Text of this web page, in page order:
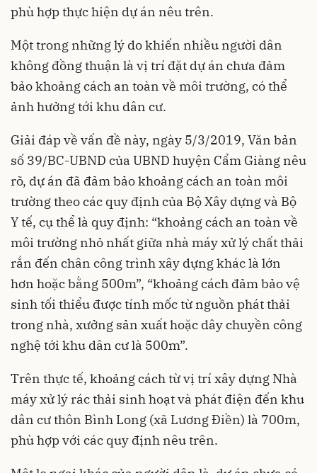
phù hợp thực hiện dự án nêu trên.
Một trong những lý do khiến nhiều người dân
không đồng thuận là vị trí đặt dự án chưa đảm
bảo khoảng cách an toàn về môi trường, có thể
ảnh hưởng tới khu dân cư.
Giải đáp về vấn đề này, ngày 5/3/2019, Văn bản
số 39/BC-UBND của UBND huyện Cẩm Giàng nêu
rõ, dự án đã đảm bảo khoảng cách an toàn môi
trường theo các quy định của Bộ Xây dựng và Bộ
Y tế, cụ thể là quy định: “khoảng cách an toàn về
môi trường nhỏ nhất giữa nhà máy xử lý chất thải
rắn đến chân công trình xây dựng khác là lớn
hơn hoặc bằng 500m”, “khoảng cách đảm bảo vệ
sinh tối thiểu được tính mốc từ nguồn phát thải
trong nhà, xưởng sản xuất hoặc dây chuyền công
nghệ tới khu dân cư là 500m”.
Trên thực tế, khoảng cách từ vị trí xây dựng Nhà
máy xử lý rác thải sinh hoạt và phát điện đến khu
dân cư thôn Bình Long (xã Lương Điền) là 700m,
phù hợp với các quy định nêu trên.